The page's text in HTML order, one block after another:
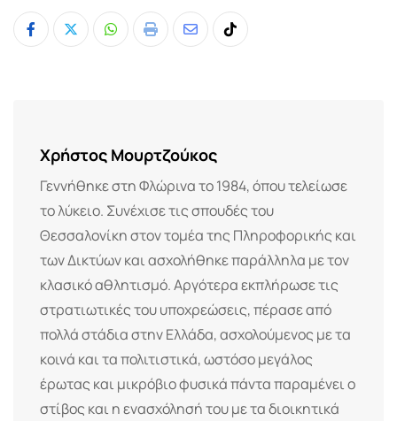
Whatsapp
Print
ShareTiktok
Χρήστος Μουρτζούκος
Γεννήθηκε στη Φλώρινα το 1984, όπου τελείωσε
το λύκειο. Συνέχισε τις σπουδές του
Θεσσαλονίκη στον τομέα της Πληροφορικής και
των Δικτύων και ασχολήθηκε παράλληλα με τον
κλασικό αθλητισμό. Αργότερα εκπλήρωσε τις
στρατιωτικές του υποχρεώσεις, πέρασε από
πολλά στάδια στην Ελλάδα, ασχολούμενος με τα
κοινά και τα πολιτιστικά, ωστόσο μεγάλος
έρωτας και μικρόβιο φυσικά πάντα παραμένει ο
στίβος και η ενασχόλησή του με τα διοικητικά